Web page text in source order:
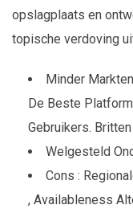
opslagplaats en
topische verdoving
Minder
De Beste
Gebruikers.
Welgesteld
Cons :
, Availableness